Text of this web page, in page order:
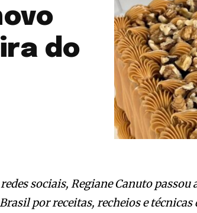
do
sociais, Regiane Canuto passou
por receitas, recheios e técnicas